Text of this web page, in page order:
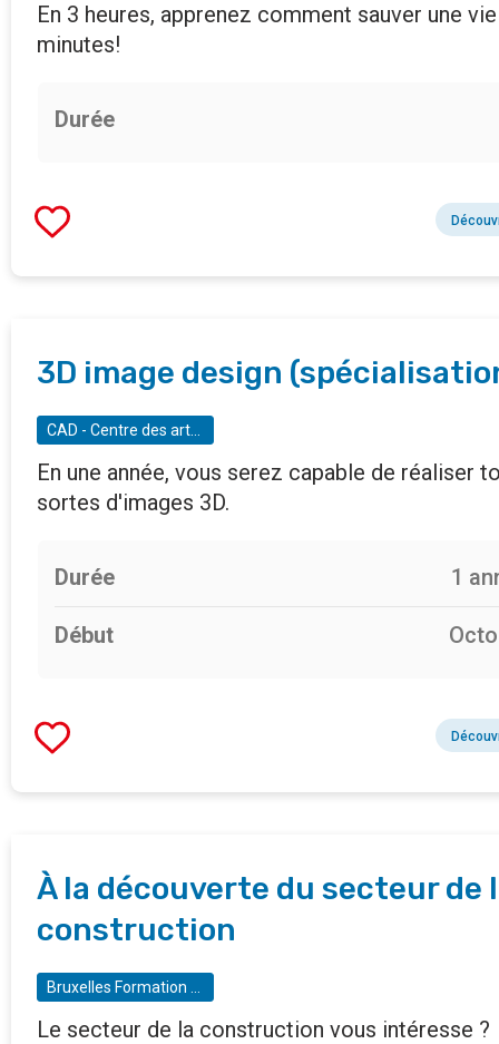
En 3 heures, apprenez comment sauver une
minutes!
Durée
3D image design
En une année, vous serez capable de réaliser
sortes d'images 3D.
Durée 1
Début
À la découverte du secteur de
construction
Le secteur de la construction vous intéresse ?